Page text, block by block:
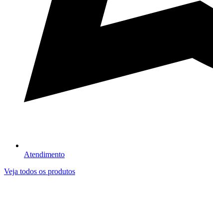
Atendimento
Veja todos os produtos